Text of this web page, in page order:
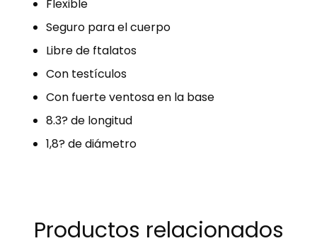
Flexible
Seguro para el cuerpo
Libre de ftalatos
Con testículos
Con fuerte ventosa en la base
8.3? de longitud
1,8? de diámetro
Productos relacionados